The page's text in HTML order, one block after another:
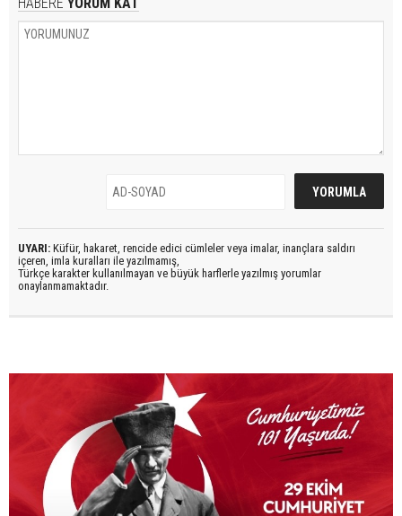
UYARI: Küfür, hakaret, rencide edici cümleler veya imalar, inançlara saldırı
içeren, imla kuralları ile yazılmamış,
Türkçe karakter kullanılmayan ve büyük harflerle yazılmış yorumlar
onaylanmamaktadır.